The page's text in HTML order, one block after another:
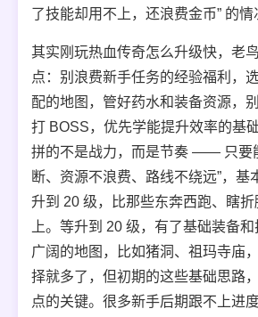
了技能却用不上，还浪费金币” 的情
其实刚玩热血传奇怎么升级快，老
点：别浪费新手任务的经验福利，
配的地图，管好药水和装备资源，
打 BOSS，优先学能提升效率的基
拼的不是战力，而是节奏 —— 只要
断、资源不浪费、路线不绕远”，基
升到 20 级，比那些东奔西跑、瞎
上。等升到 20 级，有了基础装备
广阔的地图，比如猪洞、祖玛寺庙
择就多了，但初期的这些基础思路
点的关键。很多新手后期跟不上进